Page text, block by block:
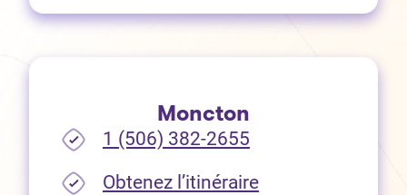
Moncton
1 (506) 382-2655
Obtenez l’itinéraire(Ouvre dans un